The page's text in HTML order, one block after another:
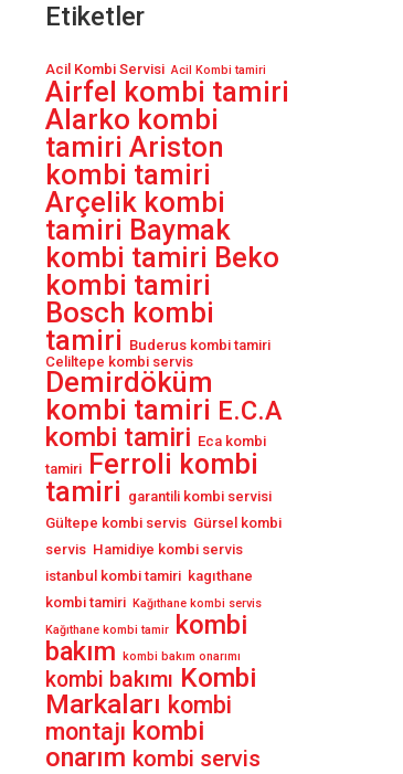
Etiketler
Acil Kombi Servisi Acil Kombi tamiri
Airfel kombi tamiri
Alarko kombi
tamiri Ariston
kombi tamiri
Arçelik kombi
tamiri Baymak
kombi tamiri Beko
kombi tamiri
Bosch kombi
tamiri Buderus kombi tamiri
Celiltepe kombi servis
Demirdöküm
kombi tamiri E.C.A
kombi tamiri Eca kombi
tamiri
Ferroli kombi
tamiri garantili kombi servisi
Gültepe kombi servis Gürsel kombi
servis Hamidiye kombi servis
istanbul kombi tamiri kagıthane
kombi tamiri Kağıthane kombi servis
Kağıthane kombi tamir
kombi
bakım kombi bakım onarımı
kombi bakımı Kombi
Markaları kombi
montajı kombi
onarım kombi servis